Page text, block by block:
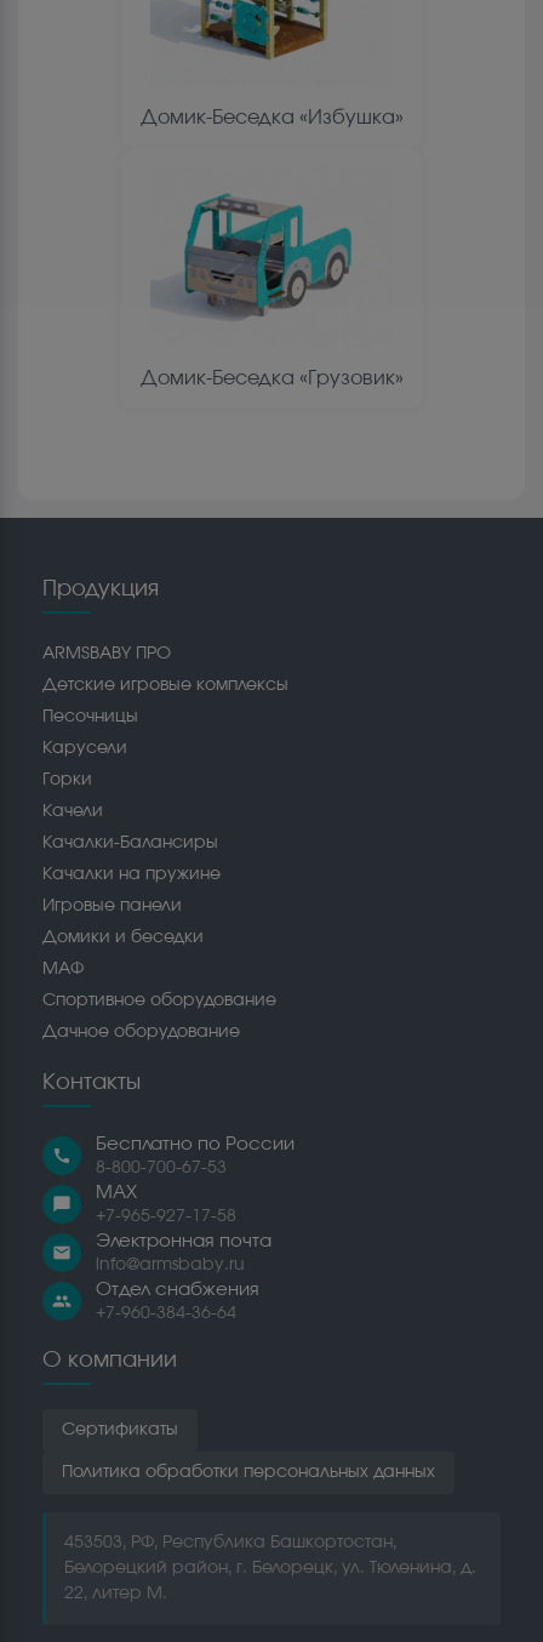
Домик-Беседка «Избушка»
Домик-Беседка «Грузовик»
Продукция
ARMSBABY ПРО
Детские игровые комплексы
Песочницы
Карусели
Горки
Качели
Качалки-Балансиры
Качалки на пружине
Игровые панели
Домики и беседки
МАФ
Спортивное оборудование
Дачное оборудование
Контакты
call
Бесплатно по России
8-800-700-67-53
chat_bubble
MAX
+7-965-927-17-58
email
Электронная почта
info@armsbaby.ru
people
Отдел снабжения
+7-960-384-36-64
О компании
Сертификаты
Политика обработки персональных данных
453503, РФ, Республика Башкортостан,
Белорецкий район, г. Белорецк, ул. Тюленина, д.
22, литер М.